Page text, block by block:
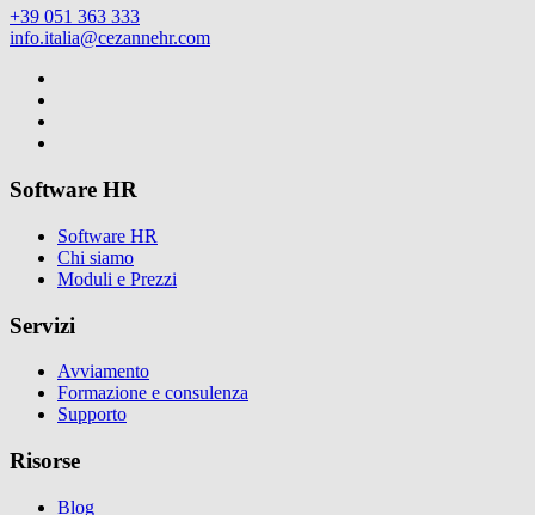
+39 051 363 333
info.italia@cezannehr.com
Software HR
Software HR
Chi siamo
Moduli e Prezzi
Servizi
Avviamento
Formazione e consulenza
Supporto
Risorse
Blog